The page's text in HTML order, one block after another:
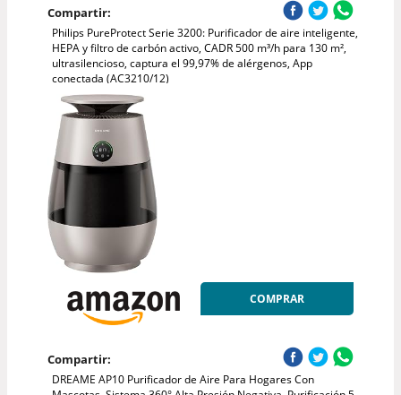
Compartir:
Philips PureProtect Serie 3200: Purificador de aire inteligente,
HEPA y filtro de carbón activo, CADR 500 m³/h para 130 m²,
ultrasilencioso, captura el 99,97% de alérgenos, App
conectada (AC3210/12)
COMPRAR
Compartir:
DREAME AP10 Purificador de Aire Para Hogares Con